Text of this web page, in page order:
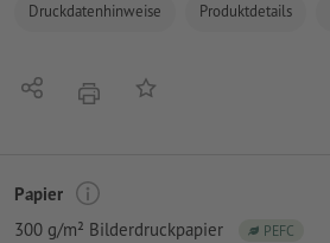
Druckdatenhinweise Produktdetails
Teilen DruckenAuf die Merkliste
Papier
300 g/m² Bilderdruckpapier
PEFC